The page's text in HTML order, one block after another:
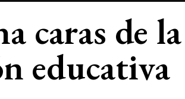
caras de la
educativa